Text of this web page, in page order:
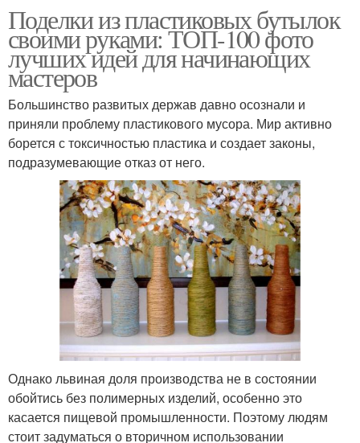
Поделки из пластиковых бутылок
своими руками: ТОП-100 фото
лучших идей для начинающих
мастеров
Большинство развитых держав давно осознали и
приняли проблему пластикового мусора. Мир активно
борется с токсичностью пластика и создает законы,
подразумевающие отказ от него.
Однако львиная доля производства не в состоянии
обойтись без полимерных изделий, особенно это
касается пищевой промышленности. Поэтому людям
стоит задуматься о вторичном использовании